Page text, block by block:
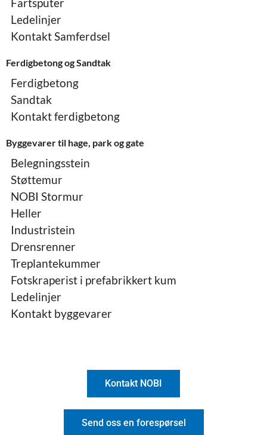
Ledelinjer
Kontakt Samferdsel
Ferdigbetong og Sandtak
Ferdigbetong
Sandtak
Kontakt ferdigbetong
Byggevarer til hage, park og gate
Belegningsstein
Støttemur
NOBI Stormur
Heller
Industristein
Drensrenner
Treplantekummer
Fotskraperist i prefabrikkert kum
Ledelinjer
Kontakt byggevarer
Kontakt NOBI
Send oss en forespørsel